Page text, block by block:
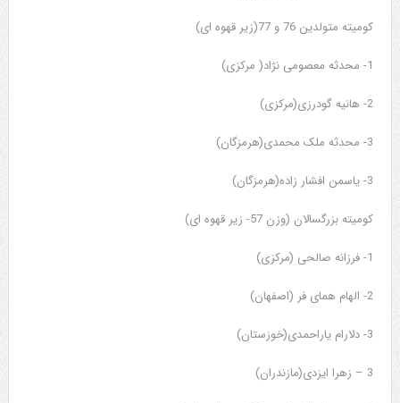
کومیته متولدین 76 و 77(زیر قهوه ای)
1- محدثه معصومی نژاد( مرکزی)
2- هانیه گودرزی(مرکزی)
3- محدثه ملک محمدی(هرمزگان)
3- یاسمن افشار زاده(هرمزگان)
کومیته بزرگسالان (وزن 57- زیر قهوه ای)
1- فرزانه صالحی (مرکزی)
2- الهام همای فر (اصفهان)
3- دلارام یاراحمدی(خوزستان)
3 – زهرا ایزدی(مازندران)